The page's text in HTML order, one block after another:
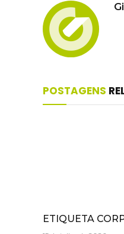
POSTAGENS
ETIQUETA